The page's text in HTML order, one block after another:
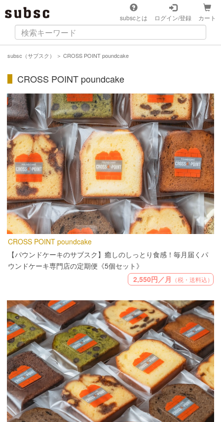
subscとは ログイン/登録 カート
subsc（サブスク） ＞ CROSS POINT poundcake
CROSS POINT poundcake
CROSS POINT poundcake
【パウンドケーキのサブスク】癒しのしっとり食感！毎月届くパ
ウンドケーキ専門店の定期便《5個セット》
2,550円／月 （税・送料込）